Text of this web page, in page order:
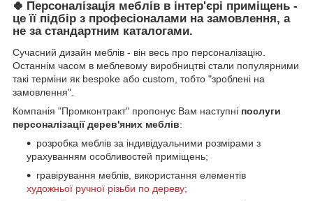
🍀 Персоналізація меблів в інтер'єрі приміщень -
це її підбір з професіоналами на замовлення, а
не за стандартним каталогами.
Сучасний дизайн меблів - він весь про персоналізацію.
Останнім часом в меблевому виробництві стали популярними
такі терміни як bespoke або custom, тобто "зроблені на
замовлення".
Компанія "Промконтракт" пропонує Вам наступні послуги
персоналізації дерев'яних меблів:
розробка меблів за індивідуальними розмірами з
урахуванням особливостей приміщень;
гравірування меблів, використання елементів
художньої ручної різьби по дереву;